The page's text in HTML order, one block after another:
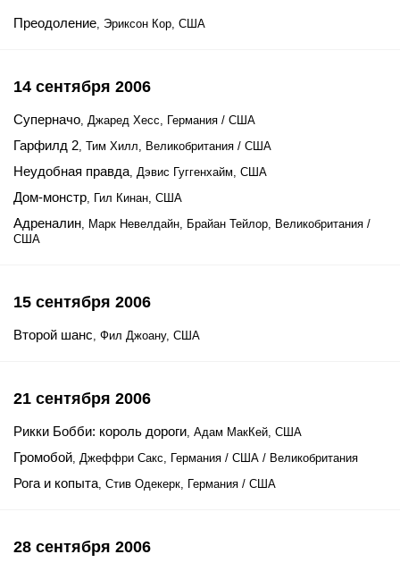
Преодоление, Эриксон Кор, США
14 сентября 2006
Суперначо, Джаред Хесс, Германия / США
Гарфилд 2, Тим Хилл, Великобритания / США
Неудобная правда, Дэвис Гуггенхайм, США
Дом-монстр, Гил Кинан, США
Адреналин, Марк Невелдайн, Брайан Тейлор, Великобритания /
США
15 сентября 2006
Второй шанс, Фил Джоану, США
21 сентября 2006
Рикки Бобби: король дороги, Адам МакКей, США
Громобой, Джеффри Сакс, Германия / США / Великобритания
Рога и копыта, Стив Одекерк, Германия / США
28 сентября 2006